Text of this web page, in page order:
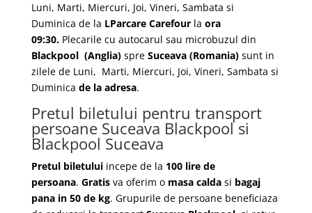
Luni, Marti, Miercuri, Joi, Vineri, Sambata si
Duminica de la LParcare Carefourla ora
09:30.Plecarile cu autocarul sau microbuzul din
Blackpool (Anglia)spre Suceava (Romania)sunt in
zilele de Luni, Marti, Miercuri, Joi, Vineri, Sambata si
Duminica de la adresa.
Pretul biletului pentru transport
persoane Suceava Blackpool si
Blackpool Suceava
Pretul biletuluiincepe de la 100 lire de
persoana. Gratisva oferim o masa caldasi bagaj
pana in 50 de kg. Grupurile de persoane beneficiaza